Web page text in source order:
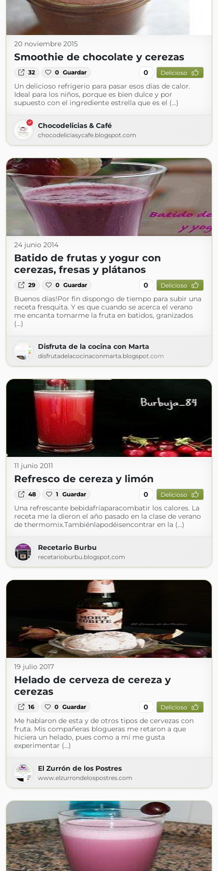
20 noviembre 2015
Smoothie de chocolate y cerezas
32 0 Guardar 0 Delicioso
Un delicioso refrigerio para pasar esos días de calor.
Ideal para los niños, porque es bien dulce y por
supuesto con el ingrediente estrella que es el (...)
Chocodelicias & Café
chocodeliciasycafe.blogspot.com
24 junio 2014
Batido de frutas y yogur con
cerezas, fresas y plátanos
29 0 Guardar 0 Delicioso
Buenos días!Por fin dispongo de tiempo para subir una
receta fresquita. Y es que cuando se acerca el verano
me encanta tomarme la fruta en batidos, granizados
(...)
Disfruta de la cocina con Marta
disfrutadelacocinaconmarta.blogspot.com
11 junio 2011
Refresco de cereza y limón
48 1 Guardar 0 Delicioso
Una refrescante bebidafríaparacombatir los calores. La
receta me la dieron el año pasado en la clase de verano
de thermomix.Tambiénlapodéisencontrar en la (...)
Recetario Burbu
recetarioburbu.blogspot.com
19 julio 2017
Helado de cerveza de cereza y
cerezas
16 0 Guardar 0 Delicioso
Me hablaron de esta y de otros tipos de cervezas con
fruta. Mis compañeras blogueras me retaron a que
hiciera un helado, pues como a mí me gusta
experimentar (...)
El Zurrón de los Postres
www.elzurrondelospostres.com